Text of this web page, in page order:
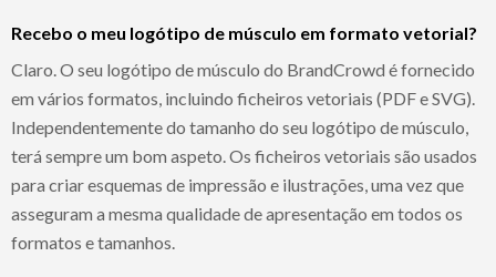
Recebo o meu logótipo de músculo em formato vetorial?
Claro. O seu logótipo de músculo do BrandCrowd é fornecido
em vários formatos, incluindo ficheiros vetoriais (PDF e SVG).
Independentemente do tamanho do seu logótipo de músculo,
terá sempre um bom aspeto. Os ficheiros vetoriais são usados
para criar esquemas de impressão e ilustrações, uma vez que
asseguram a mesma qualidade de apresentação em todos os
formatos e tamanhos.